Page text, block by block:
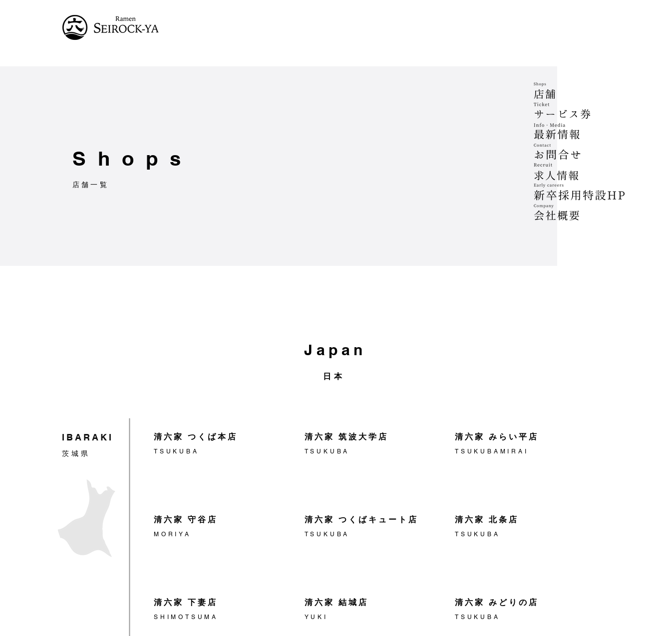
Shops
店舗一覧
Japan
日本
IBARAKI
茨城県
清六家 つくば本店
TSUKUBA
清六家 守谷店
MORIYA
清六家 下妻店
SHIMOTSUMA
清六家 筑波大学店
TSUKUBA
清六家 つくばキュート店
TSUKUBA
清六家 結城店
YUKI
清六家 みらい平店
TSUKUBAMIRAI
清六家 北条店
TSUKUBA
清六家 みどりの店
TSUKUBA